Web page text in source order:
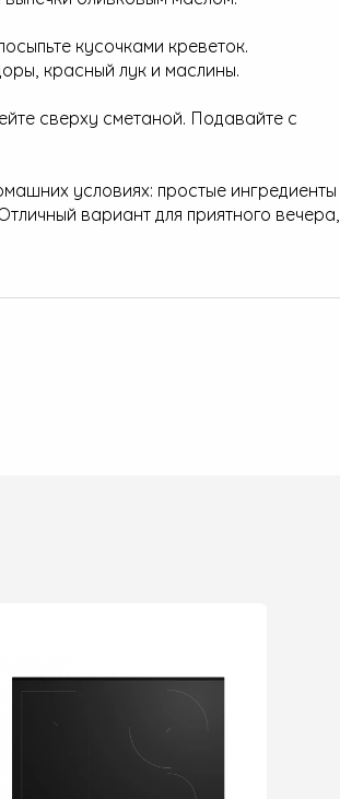
кусочками креветок.
красный лук и маслины.
сверху сметаной. Подавайте с
условиях: простые ингредиенты
вариант для приятного вечера,